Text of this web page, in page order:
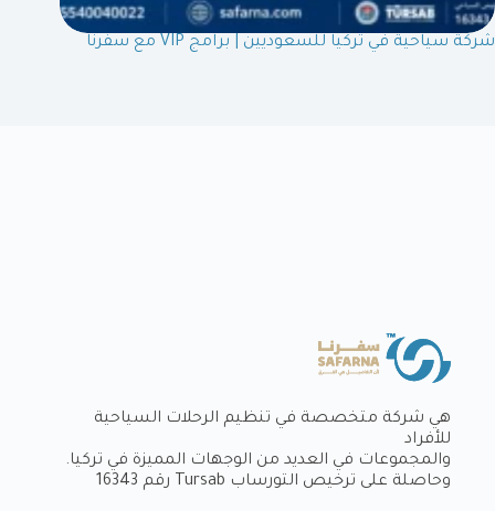
شركة سياحية في تركيا للسعوديين | برامج VIP مع سفرنا
هي شركة متخصصة في تنظيم الرحلات السياحية
للأفراد
والمجموعات في العديد من الوجهات المميزة في تركيا.
وحاصلة على ترخيص التورساب Tursab رقم 16343